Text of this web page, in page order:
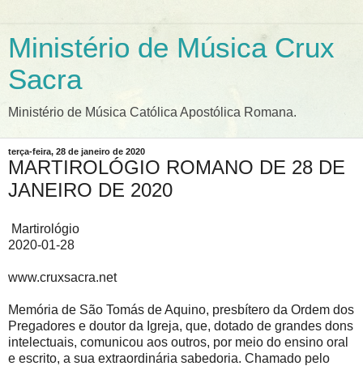
Ministério de Música Crux
Sacra
Ministério de Música Católica Apostólica Romana.
terça-feira, 28 de janeiro de 2020
MARTIROLÓGIO ROMANO DE 28 DE
JANEIRO DE 2020
Martirológio
2020-01-28
www.cruxsacra.net
Memória de São Tomás de Aquino, presbítero da Ordem dos
Pregadores e doutor da Igreja, que, dotado de grandes dons
intelectuais, comunicou aos outros, por meio do ensino oral
e escrito, a sua extraordinária sabedoria. Chamado pelo